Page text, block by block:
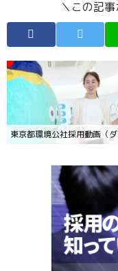
＼この記
東京都環境公社採用動画（